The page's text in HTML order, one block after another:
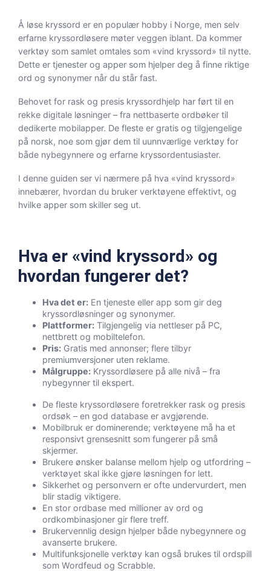
Å løse kryssord er en populær hobby i Norge, men selv
erfarne kryssordløsere møter veggen iblant. Da kommer
verktøy som samlet omtales som «vind kryssord» til nytte.
Dette er tjenester og apper som hjelper deg å finne riktige
ord og synonymer når du står fast.
Behovet for rask og presis kryssordhjelp har ført til en
rekke digitale løsninger – fra nettbaserte ordbøker til
dedikerte mobilapper. De fleste er gratis og tilgjengelige
på norsk, noe som gjør dem til uunnværlige verktøy for
både nybegynnere og erfarne kryssordentusiaster.
I denne guiden ser vi nærmere på hva «vind kryssord»
innebærer, hvordan du bruker verktøyene effektivt, og
hvilke apper som skiller seg ut.
Hva er «vind kryssord» og
hvordan fungerer det?
Hva det er: En tjeneste eller app som gir deg
kryssordløsninger og synonymer.
Plattformer: Tilgjengelig via nettleser på PC,
nettbrett og mobiltelefon.
Pris: Gratis med annonser; flere tilbyr
premiumversjoner uten reklame.
Målgruppe: Kryssordløsere på alle nivå – fra
nybegynner til ekspert.
De fleste kryssordløsere foretrekker rask og presis
ordsøk – en god database er avgjørende.
Mobilbruk er dominerende; verktøyene må ha et
responsivt grensesnitt som fungerer på små
skjermer.
Brukere ønsker balanse mellom hjelp og utfordring –
verktøyet skal ikke gjøre løsningen for lett.
Sikkerhet og personvern er ofte undervurdert, men
blir stadig viktigere.
En stor ordbase med millioner av ord og
ordkombinasjoner gir flere treff.
Brukervennlig design hjelper både nybegynnere og
avanserte brukere.
Multifunksjonelle verktøy kan også brukes til ordspill
som Wordfeud og Scrabble.